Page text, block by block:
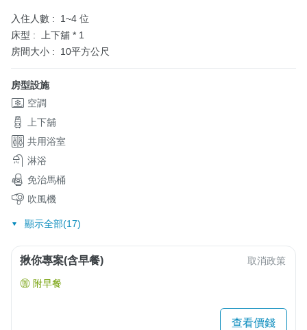
入住人數 :
1~4 位
床型 :
上下舖 * 1
房間大小 :
10平方公尺
房型設施
空調
上下舖
共用浴室
淋浴
免治馬桶
吹風機
顯示全部(17)
揪你專案(含早餐) 取消政策
附早餐
查看價錢